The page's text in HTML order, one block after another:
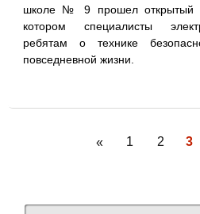
школе № 9 прошел открытый
котором специалисты
ребятам о технике
повседневной жизни.
« 1 2 3